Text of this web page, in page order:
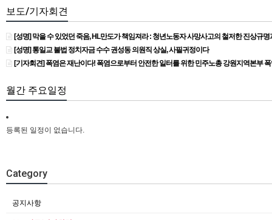
보도/기자회견
[성명] 막을 수 있었던 죽음, HL만도가 책임져라 : 청년노동자 사망사고의 철저한 진상규
[성명] 통일교 불법 정치자금 수수 권성동 의원직 상실, 사필귀정이다
[기자회견] 폭염은 재난이다! 폭염으로부터 안전한 일터를 위한 민주노총 강원지역본부
월간 주요일정
등록된 일정이 없습니다.
Category
공지사항